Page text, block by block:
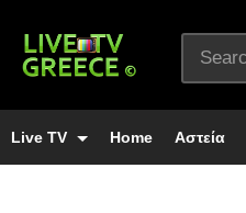
Live TV Home Αστεία